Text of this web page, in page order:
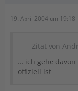
19. April 2004 um 19:18
Zitat von
... ich gehe
offiziell ist